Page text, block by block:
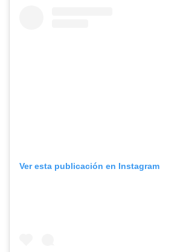
Ver esta publicación en Instagram